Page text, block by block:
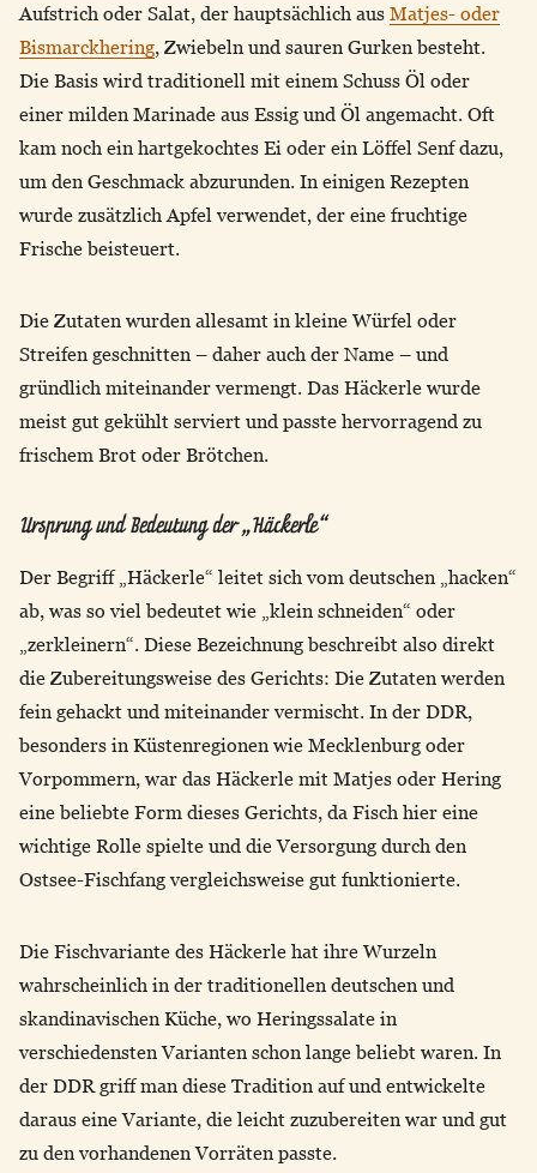
Aufstrich oder Salat, der hauptsächlich aus Matjes- oder
Bismarckhering, Zwiebeln und sauren Gurken besteht.
Die Basis wird traditionell mit einem Schuss Öl oder
einer milden Marinade aus Essig und Öl angemacht. Oft
kam noch ein hartgekochtes Ei oder ein Löffel Senf dazu,
um den Geschmack abzurunden. In einigen Rezepten
wurde zusätzlich Apfel verwendet, der eine fruchtige
Frische beisteuert.
Die Zutaten wurden allesamt in kleine Würfel oder
Streifen geschnitten – daher auch der Name – und
gründlich miteinander vermengt. Das Häckerle wurde
meist gut gekühlt serviert und passte hervorragend zu
frischem Brot oder Brötchen.
Ursprung und Bedeutung der „Häckerle“
Der Begriff „Häckerle“ leitet sich vom deutschen „hacken“
ab, was so viel bedeutet wie „klein schneiden“ oder
„zerkleinern“. Diese Bezeichnung beschreibt also direkt
die Zubereitungsweise des Gerichts: Die Zutaten werden
fein gehackt und miteinander vermischt. In der DDR,
besonders in Küstenregionen wie Mecklenburg oder
Vorpommern, war das Häckerle mit Matjes oder Hering
eine beliebte Form dieses Gerichts, da Fisch hier eine
wichtige Rolle spielte und die Versorgung durch den
Ostsee-Fischfang vergleichsweise gut funktionierte.
Die Fischvariante des Häckerle hat ihre Wurzeln
wahrscheinlich in der traditionellen deutschen und
skandinavischen Küche, wo Heringssalate in
verschiedensten Varianten schon lange beliebt waren. In
der DDR griff man diese Tradition auf und entwickelte
daraus eine Variante, die leicht zuzubereiten war und gut
zu den vorhandenen Vorräten passte.